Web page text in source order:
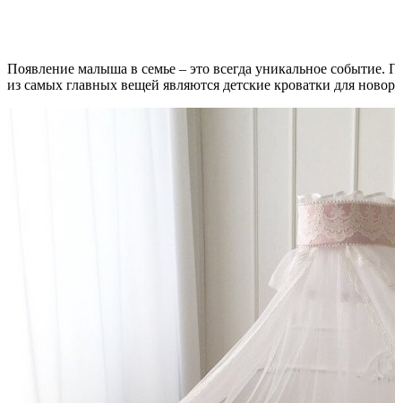
Появление малыша в семье – это всегда уникальное
из самых главных вещей являются детские кроватки для